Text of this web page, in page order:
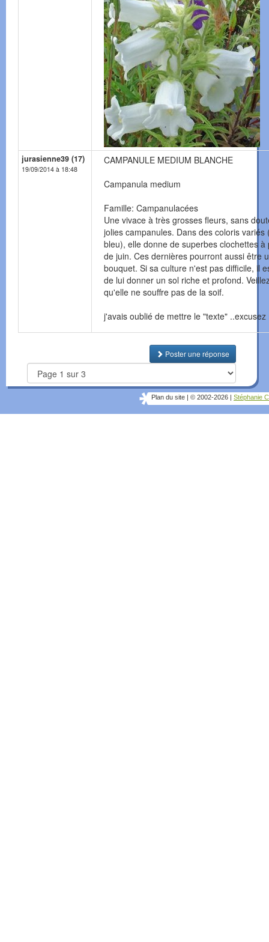
jurasienne39 (17)
19/09/2014 à 18:48
CAMPANULE MEDIUM BLANCHE
Campanula medium
Famille: Campanulacées
Une vivace à très grosses fleurs, sans
jolies campanules. Dans des coloris variés
bleu), elle donne de superbes clochettes à
de juin. Ces dernières pourront aussi être
bouquet. Si sa culture n'est pas difficile, il
de lui donner un sol riche et profond.
qu'elle ne souffre pas de la soif.
j'avais oublié de mettre le "texte"
Poster une réponse
Plan du site © 2002-2026 Stéphanie C